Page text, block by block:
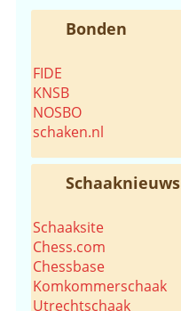
Bonden
FIDE
KNSB
NOSBO
schaken.nl
Schaaknieuws
Schaaksite
Chess.com
Chessbase
Komkommerschaak
Utrechtschaak